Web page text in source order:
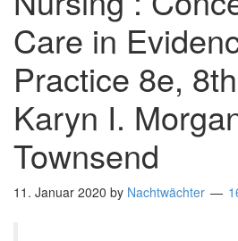
Care in
Practice 8e,
Karyn I.
Townsend
11. Januar 2020 by Nachtwächter